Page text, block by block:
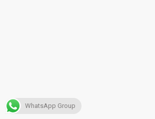
WhatsApp Group